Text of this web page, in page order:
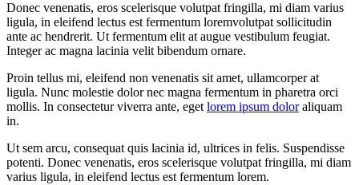
Donec venenatis, eros scelerisque volutpat fringilla, mi diam varius
ligula, in eleifend lectus est fermentum loremvolutpat sollicitudin
ante ac hendrerit. Ut fermentum elit at augue vestibulum feugiat.
Integer ac magna lacinia velit bibendum ornare.
Proin tellus mi, eleifend non venenatis sit amet, ullamcorper at
ligula. Nunc molestie dolor nec magna fermentum in pharetra orci
mollis. In consectetur viverra ante, eget lorem ipsum doloraliquam
in.
Ut sem arcu, consequat quis lacinia id, ultrices in felis. Suspendisse
potenti. Donec venenatis, eros scelerisque volutpat fringilla, mi diam
varius ligula, in eleifend lectus est fermentum lorem.